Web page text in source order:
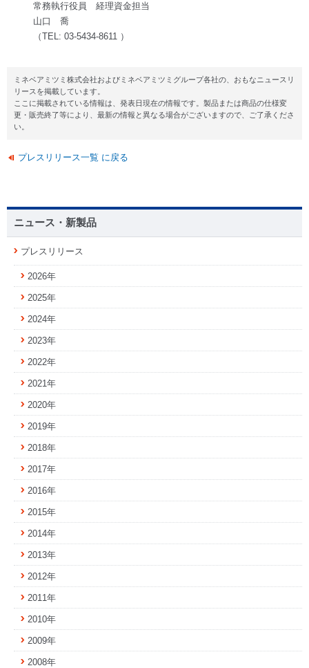
常務執行役員 経理資金担当
山口 喬
（TEL: 03-5434-8611 ）
ミネベアミツミ株式会社およびミネベアミツミグループ各社の、おもなニュースリ
リースを掲載しています。
ここに掲載されている情報は、発表日現在の情報です。製品または商品の仕様変
更・販売終了等により、最新の情報と異なる場合がございますので、ご了承くださ
い。
プレスリリース一覧 に戻る
ニュース・新製品
プレスリリース
2026年
2025年
2024年
2023年
2022年
2021年
2020年
2019年
2018年
2017年
2016年
2015年
2014年
2013年
2012年
2011年
2010年
2009年
2008年